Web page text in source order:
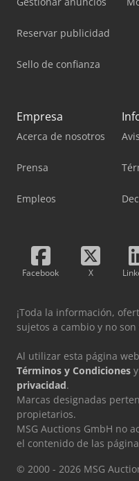
Reservar publicidad
Sello de confianza
Empresa
Acerca de nosotros
Prensa
Empleos
Facebook X
¡Toda la información,
sujetos a cambio y no
Al utilizar esta página
Términos y Condiciones
privacidad.
Marcas designadas
propietarios.
MSG Auctions GmbH no
el contenido de las
© 2000 - 2026 MSG